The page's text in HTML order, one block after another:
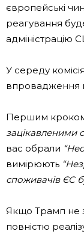
європейські
реагування
адміністрацію
У середу
впровадження
Першим
зацікавленими
вас обрали
вимірюють
споживачів ЄС
Якщо Трамп не
повністю